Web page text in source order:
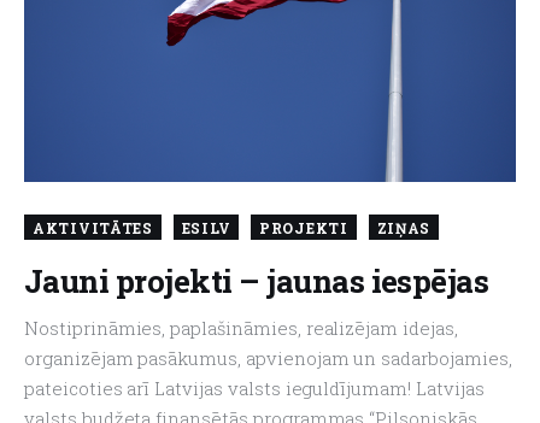
AKTIVITĀTES ESILV PROJEKTI ZIŅAS
Jauni projekti – jaunas iespējas
Nostiprināmies, paplašināmies, realizējam idejas,
organizējam pasākumus, apvienojam un sadarbojamies,
pateicoties arī Latvijas valsts ieguldījumam! Latvijas
valsts budžeta finansētās programmas “Pilsoniskās